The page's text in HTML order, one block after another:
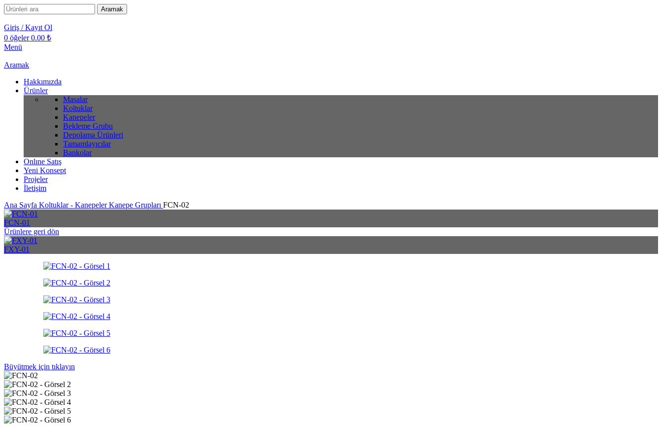
Aramak
Giriş / Kayıt Ol
0 öğeler 0.00 ₺
Menü
Aramak
Hakkımızda
Ürünler
Masalar
Koltuklar
Kanepeler
Bekleme Grubu
Depolama Ürünleri
Tamamlayıcılar
Bankolar
Onlıne Satış
Yeni Konsept
Projeler
İletişim
Ana Sayfa Koltuklar - KanepelerKanepe Grupları FCN-02
FCN-01
Ürünlere geri dön
FXY-01
Büyütmek için tıklayın